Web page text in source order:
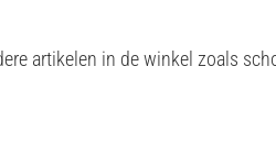
artikelen in de winkel zoals